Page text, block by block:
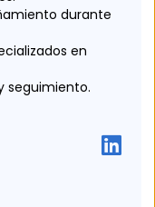
durante
en
seguimiento.